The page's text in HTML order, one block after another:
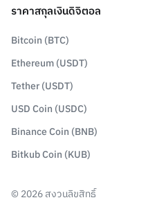
ราคาสกุลเงินดิจิตอล
Bitcoin (BTC)
Ethereum (USDT)
Tether (USDT)
USD Coin (USDC)
Binance Coin (BNB)
Bitkub Coin (KUB)
© 2026สงวนลิขสิทธิ์